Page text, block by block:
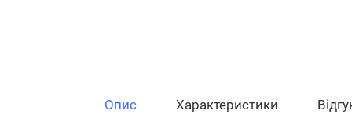
Опис Характеристики